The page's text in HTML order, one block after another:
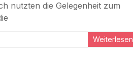
nutzten die Gelegenheit zum
Weiterlesen